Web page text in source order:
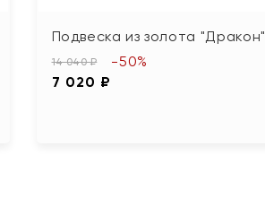
Подвеска из золота "Дракон"
14 040 ₽
7 020 ₽
-50%